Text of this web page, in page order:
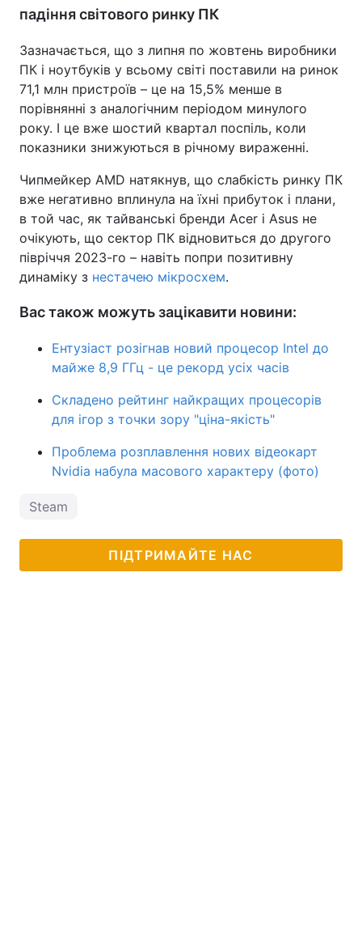
падіння світового ринку ПК
Зазначається, що з липня по жовтень виробники
ПК і ноутбуків у всьому світі поставили на ринок
71,1 млн пристроїв – це на 15,5% менше в
порівнянні з аналогічним періодом минулого
року. І це вже шостий квартал поспіль, коли
показники знижуються в річному вираженні.
Чипмейкер AMD натякнув, що слабкість ринку ПК
вже негативно вплинула на їхні прибуток і плани,
в той час, як тайванські бренди Acer і Asus не
очікують, що сектор ПК відновиться до другого
півріччя 2023-го – навіть попри позитивну
динаміку з нестачею мікросхем.
Вас також можуть зацікавити новини:
Ентузіаст розігнав новий процесор Intel до
майже 8,9 ГГц - це рекорд усіх часів
Складено рейтинг найкращих процесорів
для ігор з точки зору "ціна-якість"
Проблема розплавлення нових відеокарт
Nvidia набула масового характеру (фото)
Steam
ПІДТРИМАЙТЕ НАС